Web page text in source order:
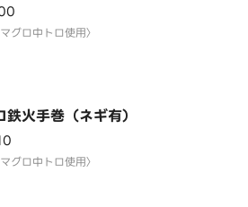
マグロ中トロ使用〉
鉄火手巻（ネギ有）
マグロ中トロ使用〉